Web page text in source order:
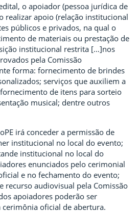
o apoiador (pessoa jurídica de
realizar apoio (relação institucional
públicos e privados, na qual o
de materiais ou prestação de
institucional restrita […]nos
pela Comissão
forma: fornecimento de brindes
serviços que auxiliem a
de itens para sorteio
musical; dentre outros
irá conceder a permissão de
institucional no local do evento;
institucional no local do
enunciados pelo cerimonial
e no fechamento do evento;
recurso audiovisual pela Comissão
apoiadores poderão ser
oficial de abertura.